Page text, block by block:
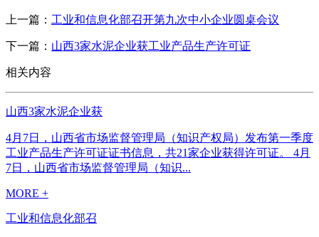
上一篇： 工业和信息化部召开第九次中小企业圆桌会议
下一篇： 山西3家水泥企业获工业产品生产许可证
相关内容
山西3家水泥企业获
4月7日，山西省市场监督管理局（知识产权局）发布第一季度
工业产品生产许可证证书信息，共21家企业获得许可证。 4月
7日，山西省市场监督管理局（知识...
MORE +
工业和信息化部召